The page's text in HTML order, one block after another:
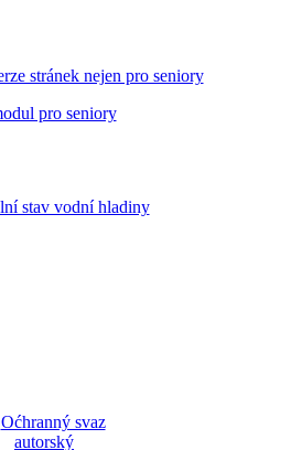
stránek nejen pro seniory